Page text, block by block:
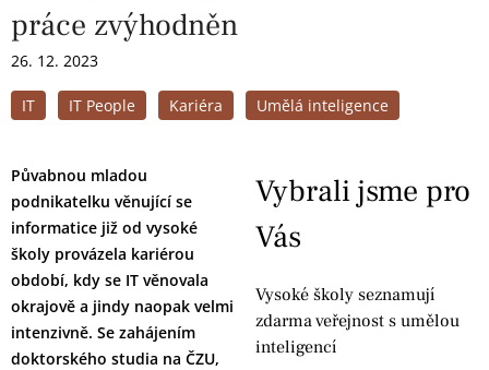
práce zvýhodněn
26. 12. 2023
IT IT People Kariéra Umělá inteligence
Půvabnou mladou
podnikatelku věnující se
informatice již od vysoké
školy provázela kariérou
období, kdy se IT věnovala
okrajově a jindy naopak velmi
intenzivně. Se zahájením
doktorského studia na ČZU,
Vybrali jsme pro
Vás
Vysoké školy seznamují
zdarma veřejnost s umělou
inteligencí